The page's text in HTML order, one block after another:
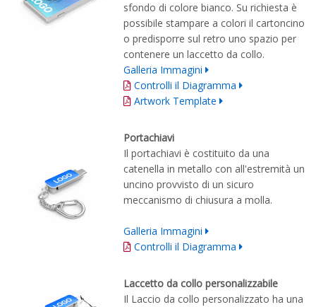
sfondo di colore bianco. Su richiesta è
possibile stampare a colori il cartoncino
o predisporre sul retro uno spazio per
contenere un laccetto da collo.
Galleria Immagini
Controlli il Diagramma
Artwork Template
Portachiavi
Il portachiavi è costituito da una
catenella in metallo con all'estremità un
uncino provvisto di un sicuro
meccanismo di chiusura a molla.
Galleria Immagini
Controlli il Diagramma
Laccetto da collo personalizzabile
Il Laccio da collo personalizzato ha una